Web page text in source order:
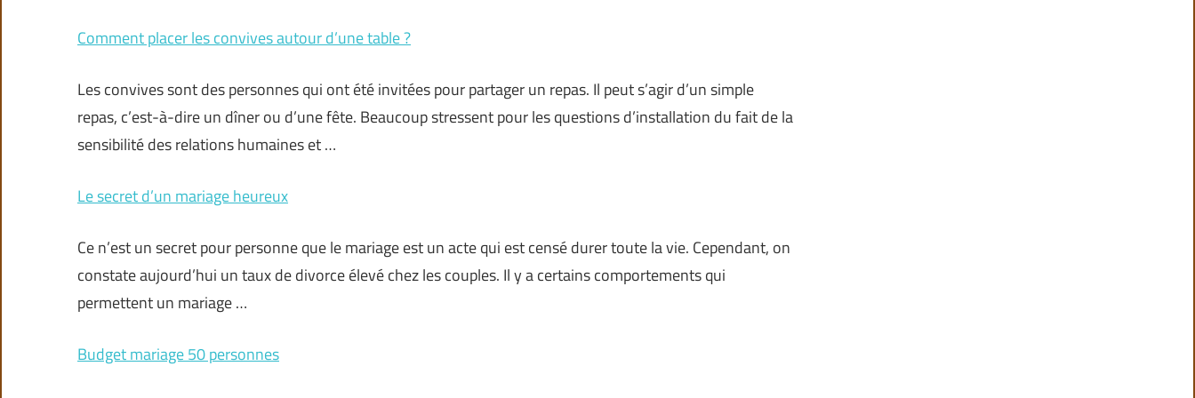
Comment placer les convives autour d’une table ?
Les convives sont des personnes qui ont été invitées pour partager un repas. Il peut s’agir d’un simple
repas, c’est-à-dire un dîner ou d’une fête. Beaucoup stressent pour les questions d’installation du fait de la
sensibilité des relations humaines et …
Le secret d’un mariage heureux
Ce n’est un secret pour personne que le mariage est un acte qui est censé durer toute la vie. Cependant, on
constate aujourd’hui un taux de divorce élevé chez les couples. Il y a certains comportements qui
permettent un mariage …
Budget mariage 50 personnes